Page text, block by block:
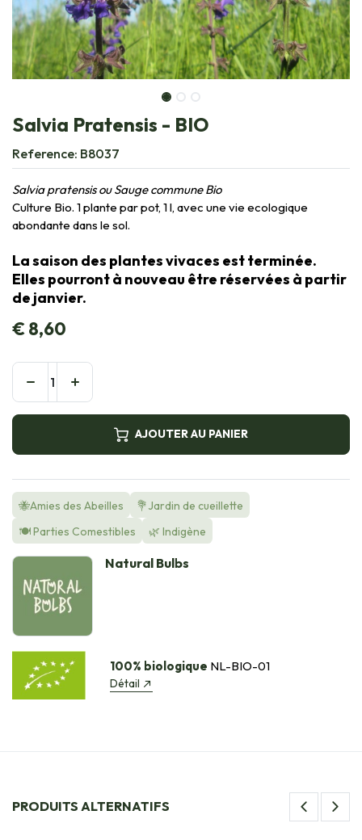
Salvia Pratensis - BIO
Reference: B8037
Salvia pratensis ou Sauge commune Bio
Culture Bio. 1 plante par pot, 1 l, avec une vie ecologique
abondante dans le sol.
La saison des plantes vivaces est terminée.
Elles pourront à nouveau être réservées à partir
de janvier.
€8,60
AJOUTER AU PANIER
🐝Amies des Abeilles
💐Jardin de cueillette
🍽️ Parties Comestibles
🌿 Indigène
Natural Bulbs
100% biologique NL-BIO-01
Détail
PRODUITS ALTERNATIFS